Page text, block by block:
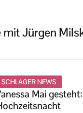
Jürgen
SCHLAGER NEWS
Mai